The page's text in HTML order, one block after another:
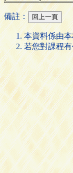
備註：
本資料係由
若您對課程